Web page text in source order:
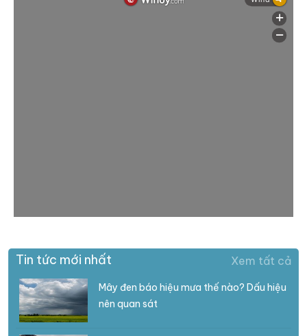
Tin tức mới nhất Xem tất cả
Mây đen báo hiệu mưa thế nào? Dấu hiệu
nên quan sát